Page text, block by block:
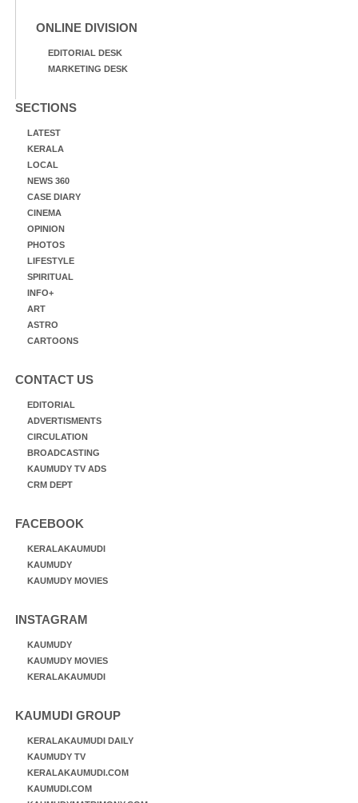
ONLINE DIVISION
EDITORIAL DESK
MARKETING DESK
SECTIONS
LATEST
KERALA
LOCAL
NEWS 360
CASE DIARY
CINEMA
OPINION
PHOTOS
LIFESTYLE
SPIRITUAL
INFO+
ART
ASTRO
CARTOONS
CONTACT US
EDITORIAL
ADVERTISMENTS
CIRCULATION
BROADCASTING
KAUMUDY TV ADS
CRM DEPT
FACEBOOK
KERALAKAUMUDI
KAUMUDY
KAUMUDY MOVIES
INSTAGRAM
KAUMUDY
KAUMUDY MOVIES
KERALAKAUMUDI
KAUMUDI GROUP
KERALAKAUMUDI DAILY
KAUMUDY TV
KERALAKAUMUDI.COM
KAUMUDI.COM